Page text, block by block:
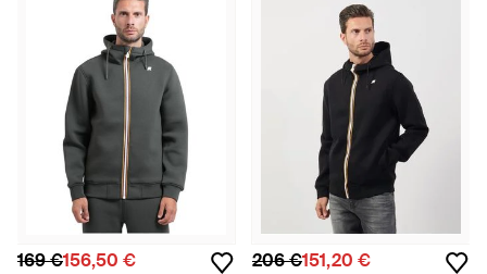
169 €156,50 € 206 €151,20 €